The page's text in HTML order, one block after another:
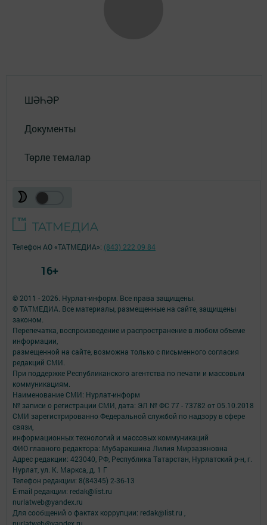
ШӘҺӘР
Документы
Төрле темалар
© 2011 - 2026. Нурлат-⁠информ. Все права защищены.
© ТАТМЕДИА. Все материалы, размещенные на сайте, защищены
законом.
Перепечатка, воспроизведение и распространение в любом объеме
информации,
размещенной на сайте, возможна только с письменного согласия
редакций СМИ.
При поддержке Республиканского агентства по печати и массовым
коммуникациям.
Наименование СМИ: Нурлат-⁠информ
№ записи о регистрации СМИ, дата: ЭЛ № ФС 77 -⁠ 73782 от 05.10.2018
СМИ зарегистрированно Федеральной службой по надзору в сфере
связи,
информационных технологий и массовых коммуникаций
ФИО главного редактора: Мубаракшина Лилия Мирзазяновна
Адрес редакции: 423040, РФ, Республика Татарстан, Нурлатский р-н, г.
Нурлат, ул. К. Маркса, д. 1 Г
Телефон редакции: 8(84345) 2-36-13
E-mail редакции: redak@list.ru
nurlatweb@yandex.ru
Для сообщений о фактах коррупции: redak@list.ru ,
nurlatweb@yandex.ru
Телефон АО «ТАТМЕДИА»: (843) 222 09 84
16+